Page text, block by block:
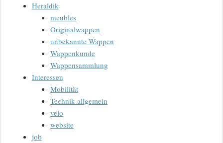
Heraldik
meubles
Originalwappen
unbekannte Wappen
Wappenkunde
Wappensammlung
Interessen
Mobilität
Technik allgemein
velo
website
job